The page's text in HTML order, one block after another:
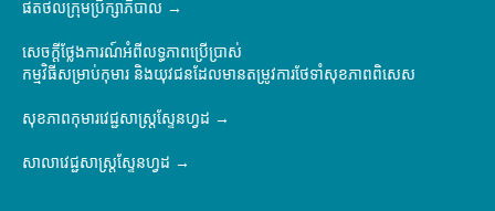
ផតថលក្រុមប្រឹក្សាភិបាល
សេចក្តីថ្លែងការណ៍អំពីលទ្ធភាពប្រើប្រាស់
កម្មវិធីសម្រាប់កុមារ និងយុវជនដែលមានតម្រូវការថែទាំសុខភាពពិសេស
សុខភាពកុមារវេជ្ជសាស្ត្រស្ទែនហ្វដ
សាលាវេជ្ជសាស្ត្រស្ទែនហ្វដ